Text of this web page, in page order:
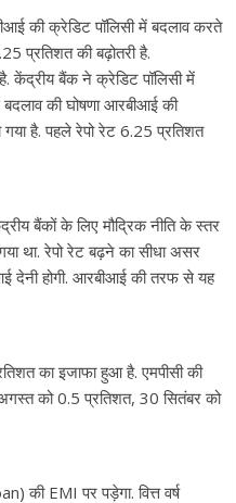
की क्रेडिट पॉलिसी में बदलाव करते
प्रत‍िशत की बढ़ोतरी है.
केंद्रीय बैंक ने क्रेडिट पॉलिसी में
की घोषणा आरबीआई की
गया है. पहले रेपो रेट 6.25 प्रत‍िशत
बैंकों के लिए मौद्रिक नीति के स्तर
था. रेपो रेट बढ़ने का सीधा असर
देनी होगी. आरबीआई की तरफ से यह
का इजाफा हुआ है. एमपीसी की
को 0.5 प्रतिशत, 30 सितंबर को
EMI पर पड़ेगा. वित्त वर्ष